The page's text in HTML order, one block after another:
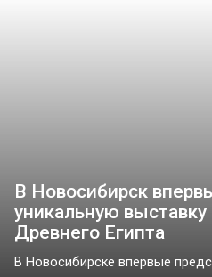
В Новосибирск
уникальную выставку
Древнего Египта
В Новосибирске впервые